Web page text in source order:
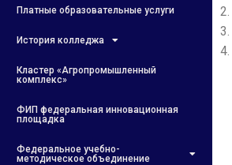
Платные образовательные услуги
История колледжа
Кластер «Агропромышленный
комплекс»
ФИП федеральная инновационная
площадка
Федеральное учебно-
методическое объединение
2.
3.
4.